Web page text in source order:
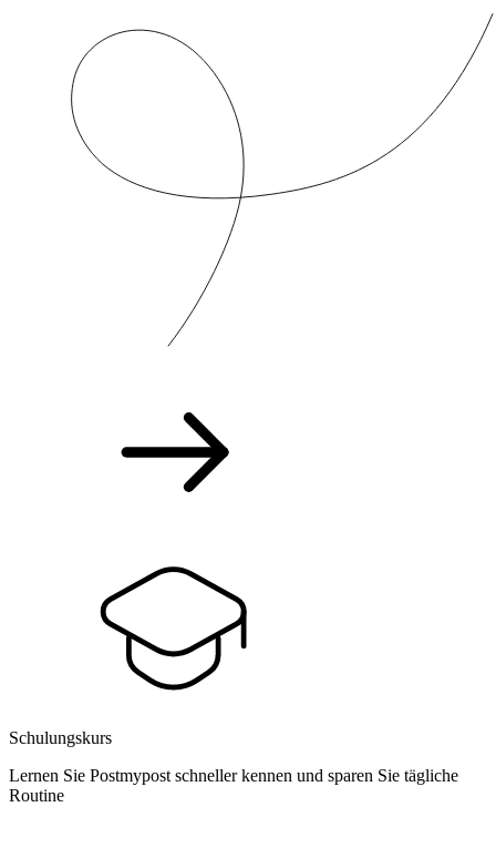
Schulungskurs
Lernen Sie Postmypost schneller kennen und sparen Sie tägliche
Routine